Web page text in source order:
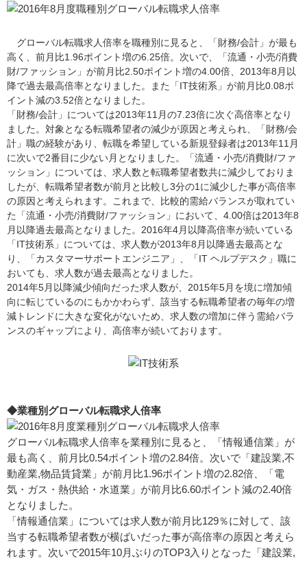
グローバル転職求人倍率を職種別に見ると、「財務/会計」が最も
高く、前月比1.96ポイント増の6.25倍。次いで、「流通・小売/消費
財/ファッション」が前月比2.50ポイント増の4.00倍、2013年8月以
降で過去最高倍率となりました。また「IT技術系」が前月比0.08ポ
イント減の3.52倍となりました。
「財務/会計」については2013年11月の7.23倍に次ぐ高倍率となり
ました。対象となる転職希望者の減少が原因と考えられ、「財務/会
計」職の経験があり、転職を希望している新規登録者は2013年11月
に次いで2番目に少ない月となりました。「流通・小売/消費財/ファ
ッション」については、求人数と転職希望者数共に減少しておりま
したが、転職希望者数が前月と比較し3分の1に減少した事が高倍率
の原因と考えられます。これまで、比較的需給バランスが取れてい
た「流通・小売/消費財/ファッション」において、4.00倍は2013年8
月以降過去最高となりました。2016年4月以降高倍率が続いている
「IT技術系」については、求人数が2013年8月以降過去最高とな
り、「カスタマーサポートエンジニア」、「IT ヘルプデスク」職に
おいても、求人数が過去最高となりました。
2014年5月以降減少傾向だった求人数が、2015年5月を境に増加傾
向に転じているのにもかかわらず、該当する転職希望者の毎年の増
減トレンドに大きな変化がないため、求人数の増加に伴う需給バラ
ンスのギャップにより、高倍率が続いております。
◆業種別グローバル転職求人倍率
グローバル転職求人倍率を業種別に見ると、「情報通信業」が
最も高く、前月比0.54ポイント増の2.84倍。次いで「建設業,不
動産業,物品賃貸業」が前月比1.96ポイント増の2.82倍、「電
気・ガス・熱供給・水道業」が前月比6.60ポイント減の2.40倍
となりました。
「情報通信業」については求人数が前月比129％に対して、該
当する転職希望者数が横ばいだった事が高倍率の原因と考えら
れます。次いで2015年10月ぶりのTOP3入りとなった「建設業,